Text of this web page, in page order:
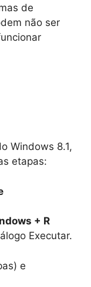
de
não ser
Windows 8.1,
etapas:
+ R
Executar.
e